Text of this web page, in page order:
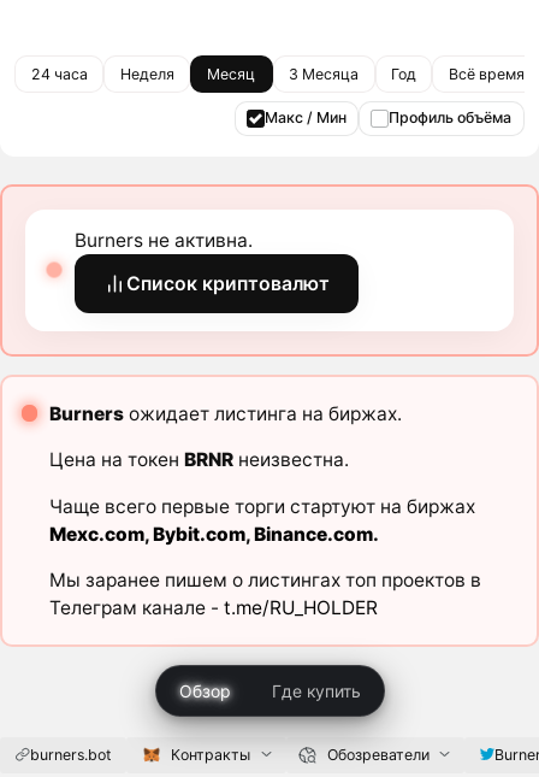
24 часа Неделя Месяц 3 Месяца Год Всё время
Макс / Мин Профиль объёма
Burners не активна.
Список криптовалют
Burnersожидает листинга на биржах.
Цена на токен BRNRнеизвестна.
Чаще всего первые торги стартуют на биржах
Mexc.com,Bybit.com,Binance.com.
Мы заранее пишем о листингах топ проектов в
Телеграм канале - t.me/RU_HOLDER
Обзор Где купить
burners.bot Контракты Обозреватели